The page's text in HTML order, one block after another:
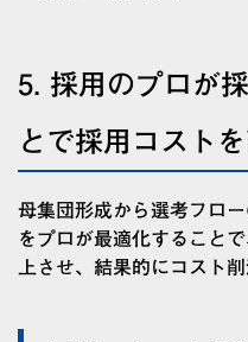
5. 採用のプロが
とで採用コスト
母集団形成から選考フロ
をプロが最適化すること
上させ、結果的にコスト